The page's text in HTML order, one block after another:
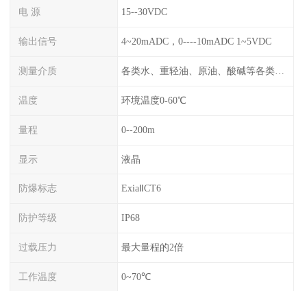
电 源 15--30VDC
输出信号 4~20mADC，0----10mADC 1~5VDC
测量介质 各类水、重轻油、原油、酸碱等各类腐蚀液
温度 环境温度0-60℃
量程 0--200m
显示 液晶
防爆标志 ExiaⅡCT6
防护等级 IP68
过载压力 最大量程的2倍
工作温度 0~70℃